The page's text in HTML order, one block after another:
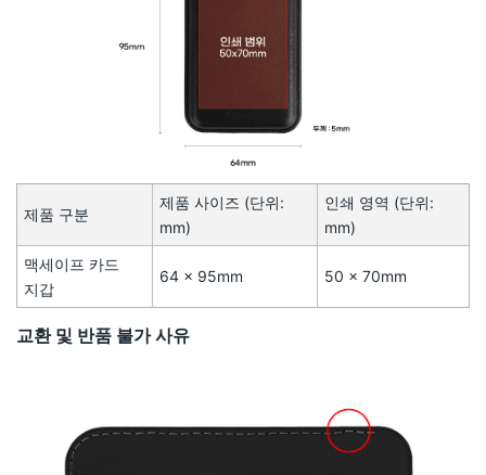
제품 구분
제품 사이즈 (단위:
mm)
인쇄 영역 (단위:
mm)
맥세이프 카드
지갑
64 × 95mm 50 × 70mm
교환 및 반품 불가 사유